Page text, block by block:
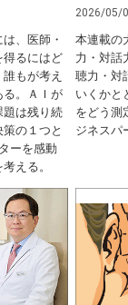
、医師・
得るにはど
もが考え
る。ＡＩが
題は残り続
の１つと
ーを感動
える。
2026/05/
本連載の
力・対話
聴力・対
いくかと
をどう測
ジネスパ